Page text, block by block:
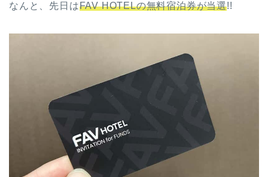
なんと、先日はFAV HOTELの無料宿泊券が当選!!